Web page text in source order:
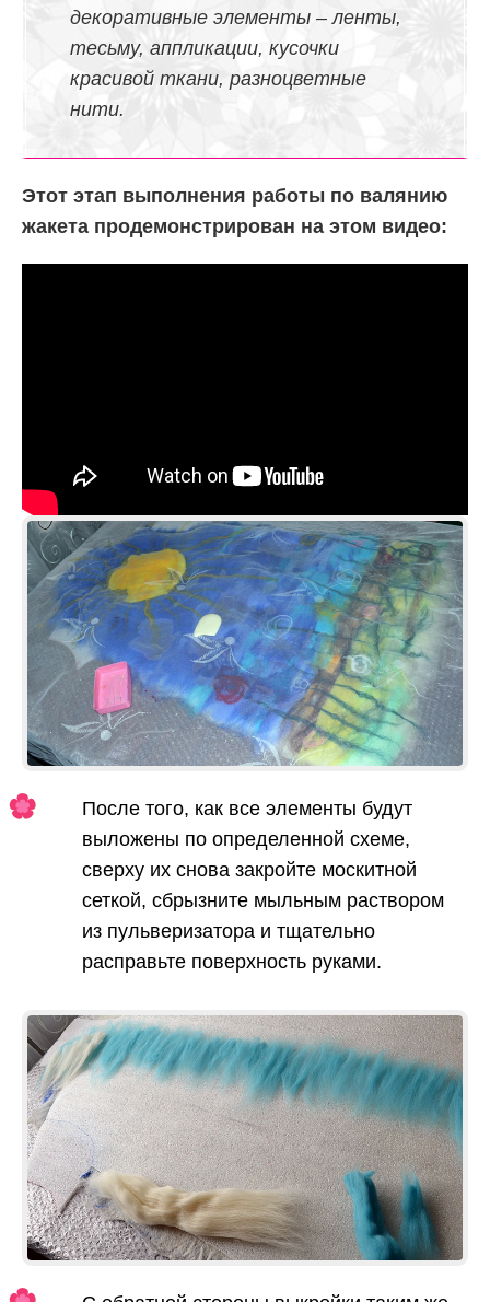
декоративные элементы – ленты,
тесьму, аппликации, кусочки
красивой ткани, разноцветные
нити.
Этот этап выполнения работы по валянию
жакета продемонстрирован на этом видео:
После того, как все элементы будут
выложены по определенной схеме,
сверху их снова закройте москитной
сеткой, сбрызните мыльным раствором
из пульверизатора и тщательно
расправьте поверхность руками.